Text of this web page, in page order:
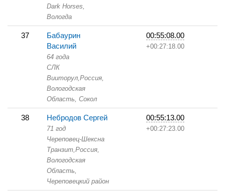
Dark Horses,
Вологда
37
Бабаурин
Василий
64 года
СЛК
Вииторул,Россия,
Вологодская
Область, Сокол
00:55:08.00
+00:27:18.00
38 Небродов Сергей
71 год
Череповец-Шексна
Транзит,Россия,
Вологодская
Область,
Череповецкий район
00:55:13.00
+00:27:23.00